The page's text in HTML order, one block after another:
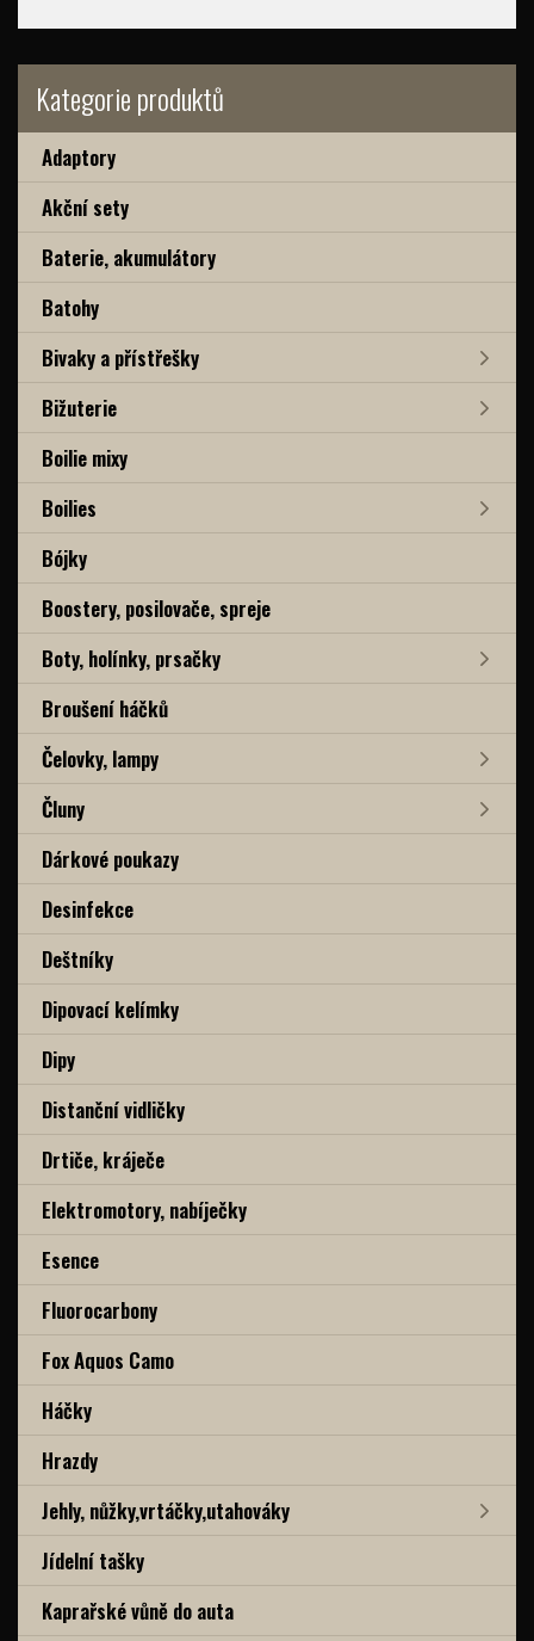
Kategorie produktů
Adaptory
Akční sety
Baterie, akumulátory
Batohy
Bivaky a přístřešky
Bižuterie
Boilie mixy
Boilies
Bójky
Boostery, posilovače, spreje
Boty, holínky, prsačky
Broušení háčků
Čelovky, lampy
Čluny
Dárkové poukazy
Desinfekce
Deštníky
Dipovací kelímky
Dipy
Distanční vidličky
Drtiče, kráječe
Elektromotory, nabíječky
Esence
Fluorocarbony
Fox Aquos Camo
Háčky
Hrazdy
Jehly, nůžky,vrtáčky,utahováky
Jídelní tašky
Kaprařské vůně do auta